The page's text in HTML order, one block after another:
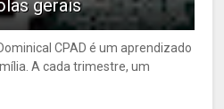
gerais
CPAD é um aprendizado
A cada trimestre, um